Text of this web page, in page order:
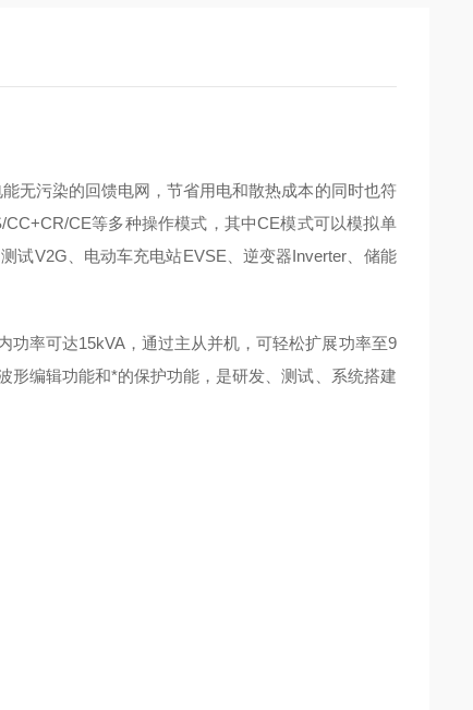
无污染的回馈电网，节省用电和散热成本的同时也符
CE等多种操作模式，其中CE模式可以模拟单
试V2G、电动车充电站EVSE、逆变器Inverter、储能
功率可达15kVA，通过主从并机，可轻松扩展功率至9
形编辑功能和*的保护功能，是研发、测试、系统搭建